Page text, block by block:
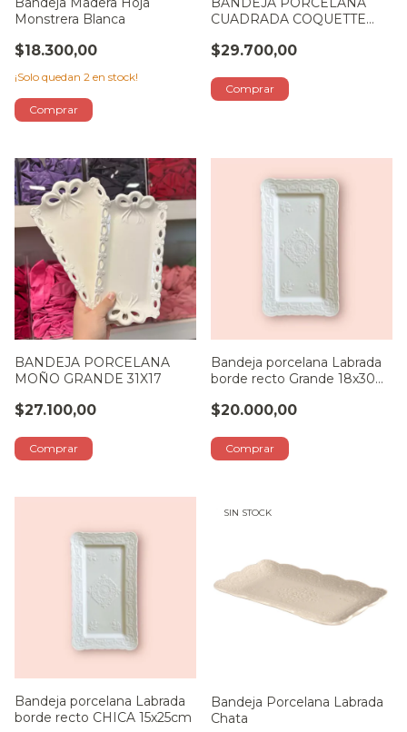
Monstrera Blanca
$18.300,00
¡Solo quedan 2 en stock!
CUADRADA COQUETTE
$29.700,00
BANDEJA PORCELANA
MOÑO GRANDE 31X17
$27.100,00
Bandeja porcelana Labrada
borde recto Grande 18x30
$20.000,00
Bandeja porcelana Labrada
borde recto CHICA 15x25cm
SIN STOCK
Bandeja Porcelana Labrada
Chata